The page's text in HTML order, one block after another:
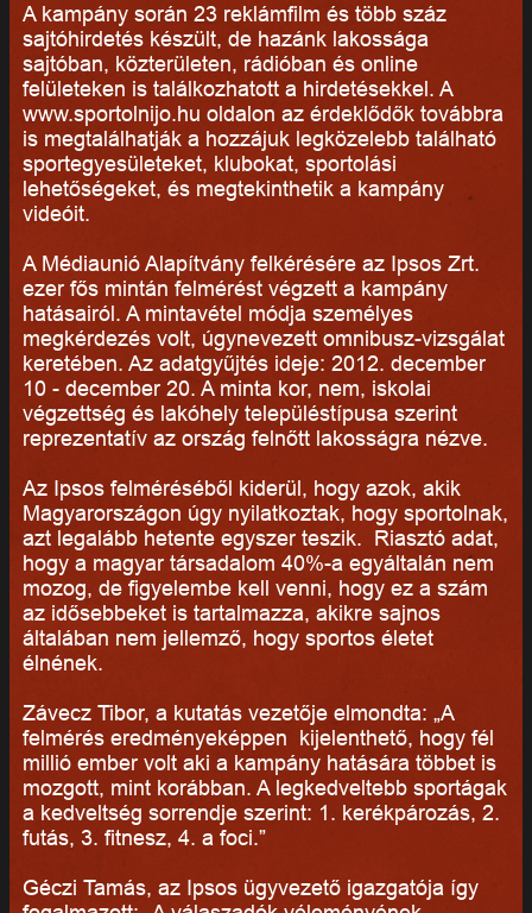
A kampány során 23 reklámfilm és több száz
sajtóhirdetés készült, de hazánk lakossága
sajtóban, közterületen, rádióban és online
felületeken is találkozhatott a hirdetésekkel. A
www.sportolnijo.hu oldalon az érdeklődők továbbra
is megtalálhatják a hozzájuk legközelebb található
sportegyesületeket, klubokat, sportolási
lehetőségeket, és megtekinthetik a kampány
videóit.
A Médiaunió Alapítvány felkérésére az Ipsos Zrt.
ezer fős mintán felmérést végzett a kampány
hatásairól. A mintavétel módja személyes
megkérdezés volt, úgynevezett omnibusz-vizsgálat
keretében. Az adatgyűjtés ideje: 2012. december
10 - december 20. A minta kor, nem, iskolai
végzettség és lakóhely településtípusa szerint
reprezentatív az ország felnőtt lakosságra nézve.
Az Ipsos felméréséből kiderül, hogy azok, akik
Magyarországon úgy nyilatkoztak, hogy sportolnak,
azt legalább hetente egyszer teszik. Riasztó adat,
hogy a magyar társadalom 40%-a egyáltalán nem
mozog, de figyelembe kell venni, hogy ez a szám
az idősebbeket is tartalmazza, akikre sajnos
általában nem jellemző, hogy sportos életet
élnének.
Závecz Tibor, a kutatás vezetője elmondta: „A
felmérés eredményeképpen kijelenthető, hogy fél
millió ember volt aki a kampány hatására többet is
mozgott, mint korábban. A legkedveltebb sportágak
a kedveltség sorrendje szerint: 1. kerékpározás, 2.
futás, 3. fitnesz, 4. a foci.”
Géczi Tamás, az Ipsos ügyvezető igazgatója így